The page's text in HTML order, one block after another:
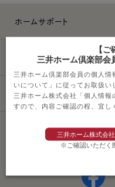
ホームサポート
ライフスタイル
その他サービス
ソーシャ
【
三井ホーム倶楽部会
三井ホーム倶楽部会員の個人
いについて」に従ってお取扱い
三井ホーム株式会社「個人情報
すので、内容ご確認の程、宜し
三井ホーム株式会
※ご確認いただく